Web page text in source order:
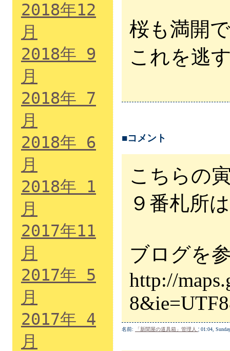
2018年12
月
2018年 9
月
2018年 7
月
2018年 6
月
2018年 1
月
2017年11
月
2017年 5
月
2017年 4
月
桜も満開
これを逃
■コメント
こちらの
９番札所
ブログを
http://
名前: 「新聞屋の道具箱」管理人 ¦ 01:04,